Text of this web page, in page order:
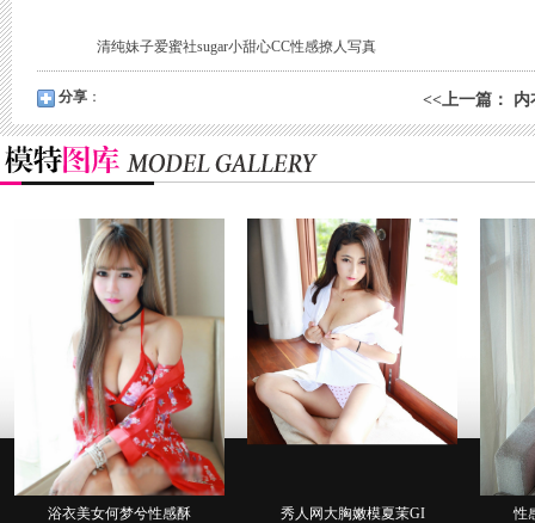
清纯妹子爱蜜社sugar小甜心CC性感撩人写真
分享 ： <<上一篇 ： 内
浴衣美女何梦兮性感酥 秀人网大胸嫩模夏茉GI 性